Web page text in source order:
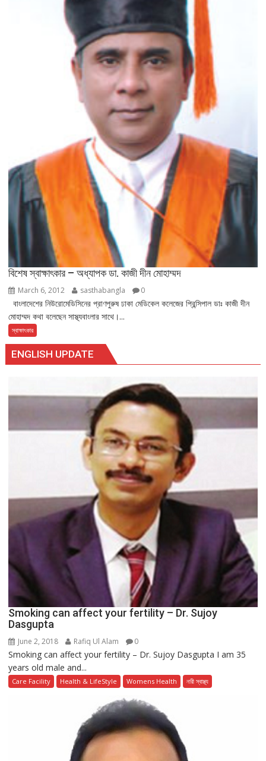
বিশেষ স্বাক্ষাৎকার – অধ্যাপক ডা. কাজী দীন মোহাম্মদ
March 6, 2012 sasthabangla 0
বাংলাদেশের নিউরোমেডিসিনের প্রাণপুরুষ ঢাকা মেডিকেল কলেজের প্রিন্সিপাল ডাঃ কাজী দীন
মোহাম্মদ কথা বলেছেন সাস্থ্যবাংলার সাথে।...
স্বাক্ষাৎকার
ENGLISH UPDATE
Smoking can affect your fertility – Dr. Sujoy
Dasgupta
June 2, 2018 Rafiq Ul Alam 0
Smoking can affect your fertility – Dr. Sujoy Dasgupta I am 35
years old male and...
Care Facility Health & LifeStyle Womens Health নারী স্বাস্থ্য